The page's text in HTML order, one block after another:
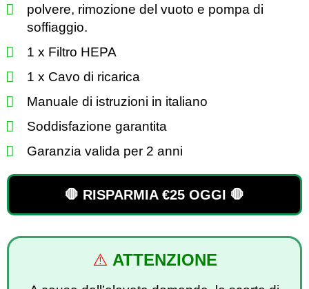
polvere, rimozione del vuoto e pompa di
soffiaggio.
1 x Filtro HEPA
1 x Cavo di ricarica
Manuale di istruzioni in italiano
Soddisfazione garantita
Garanzia valida per 2 anni
🛑 RISPARMIA €25 OGGI 🛑
⚠️ ATTENZIONE